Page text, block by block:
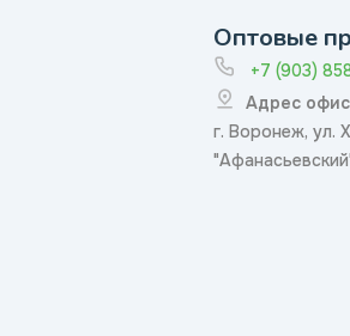
Оптовые
+7 (903)
Адрес
г. Воронеж, ул.